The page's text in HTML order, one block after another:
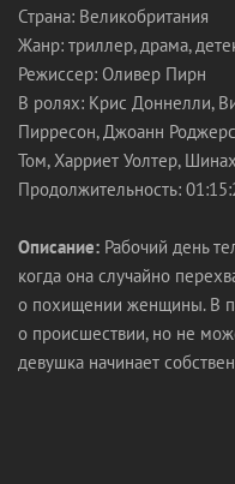
Страна: Великобритания
Жанр: триллер, драма,
Режиссер: Оливер Пирн
В ролях: Крис Доннелли,
Пирресон, Джоанн
Том, Харриет Уолтер,
Продолжительность:
Описание: Рабочий день
когда она случайно
о похищении женщины. В
о происшествии, но не
девушка начинает